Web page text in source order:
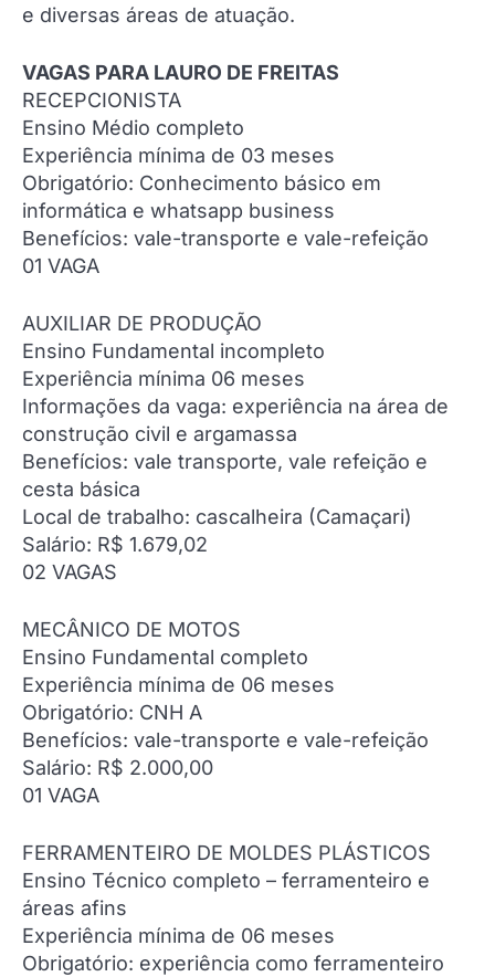
e diversas áreas de atuação.
VAGAS PARA LAURO DE FREITAS
RECEPCIONISTA
Ensino Médio completo
Experiência mínima de 03 meses
Obrigatório: Conhecimento básico em
informática e whatsapp business
Benefícios: vale-transporte e vale-refeição
01 VAGA
AUXILIAR DE PRODUÇÃO
Ensino Fundamental incompleto
Experiência mínima 06 meses
Informações da vaga: experiência na área de
construção civil e argamassa
Benefícios: vale transporte, vale refeição e
cesta básica
Local de trabalho: cascalheira (Camaçari)
Salário: R$ 1.679,02
02 VAGAS
MECÂNICO DE MOTOS
Ensino Fundamental completo
Experiência mínima de 06 meses
Obrigatório: CNH A
Benefícios: vale-transporte e vale-refeição
Salário: R$ 2.000,00
01 VAGA
FERRAMENTEIRO DE MOLDES PLÁSTICOS
Ensino Técnico completo – ferramenteiro e
áreas afins
Experiência mínima de 06 meses
Obrigatório: experiência como ferramenteiro